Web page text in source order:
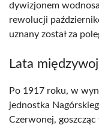
dywizjonem
rewolucji
uznany został za
Lata
Po 1917 roku, w
jednostka
Czerwonej,